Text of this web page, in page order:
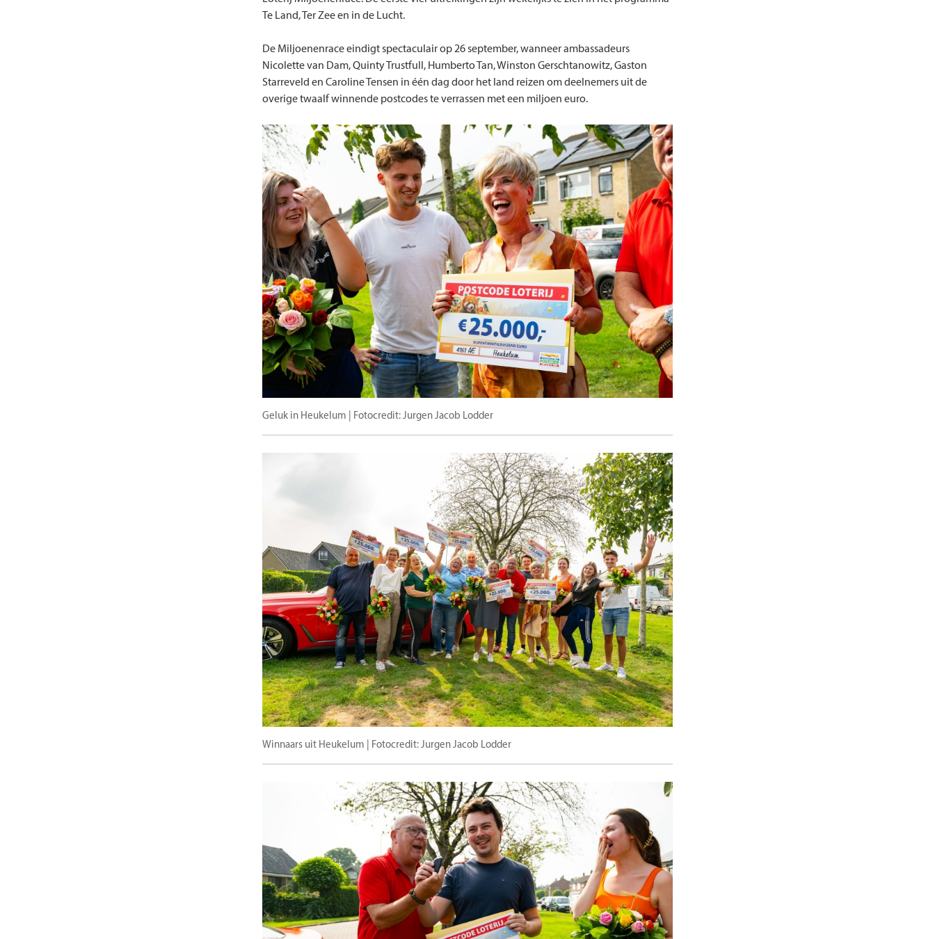
Te Land, Ter Zee en in de Lucht.
De Miljoenenrace eindigt spectaculair op 26 september, wanneer ambassadeurs
Nicolette van Dam, Quinty Trustfull, Humberto Tan, Winston Gerschtanowitz, Gaston
Starreveld en Caroline Tensen in één dag door het land reizen om deelnemers uit de
overige twaalf winnende postcodes te verrassen met een miljoen euro.
Geluk in Heukelum | Fotocredit: Jurgen Jacob Lodder
Winnaars uit Heukelum | Fotocredit: Jurgen Jacob Lodder